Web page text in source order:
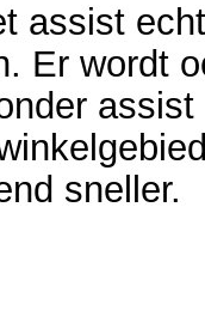
assist
Er wordt
sneller.